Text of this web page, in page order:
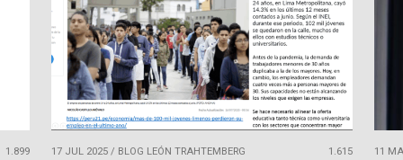
1.899 17 JUL 2025/ BLOG LEÓN TRAHTEMBERG 1.615 11